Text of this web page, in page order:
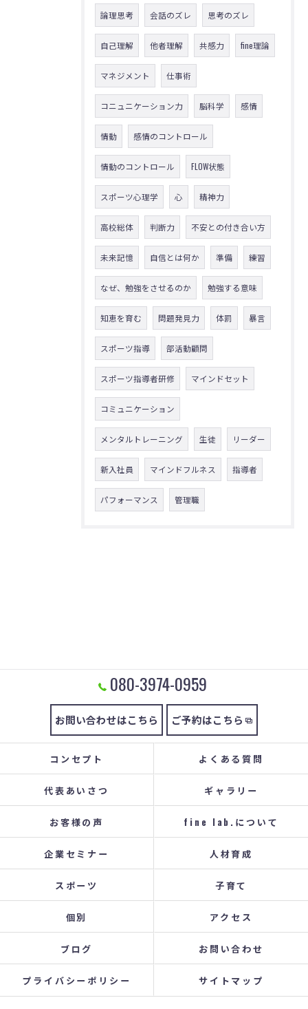
論理思考 会話のズレ 思考のズレ
自己理解 他者理解 共感力 fine理論
マネジメント 仕事術
コニュニケーション力 脳科学 感情
情動 感情のコントロール
情動のコントロール FLOW状態
スポーツ心理学 心 精神力
高校総体 判断力 不安との付き合い方
未来記憶 自信とは何か 準備 練習
なぜ、勉強をさせるのか 勉強する意味
知恵を育む 問題発見力 体罰 暴言
スポーツ指導 部活動顧問
スポーツ指導者研修 マインドセット
コミュニケーション
メンタルトレーニング 生徒 リーダー
新入社員 マインドフルネス 指導者
パフォーマンス 管理職
080-3974-0959
お問い合わせはこちら ご予約はこちら
コンセプト よくある質問
代表あいさつ ギャラリー
お客様の声 fine lab.について
企業セミナー 人材育成
スポーツ 子育て
個別 アクセス
ブログ お問い合わせ
プライバシーポリシー サイトマップ